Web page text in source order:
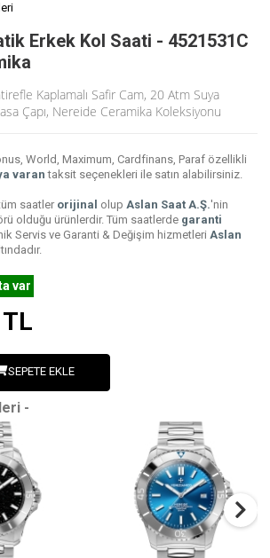
Erkek Kol Saati - 4521531C
Kaplamalı Safir Cam, 20 Atm Suya
Çapı, Nereide Ceramika Koleksiyonu
World, Maximum, Cardfinans, Paraf özellikli
varan taksit seçenekleri ile satın alabilirsiniz.
saatler orijinal olup Aslan Saat A.Ş.'nin
olduğu ürünlerdir. Tüm saatlerde garanti
Servis ve Garanti & Değişim hizmetleri Aslan
var
TL
SEPETE EKLE
-